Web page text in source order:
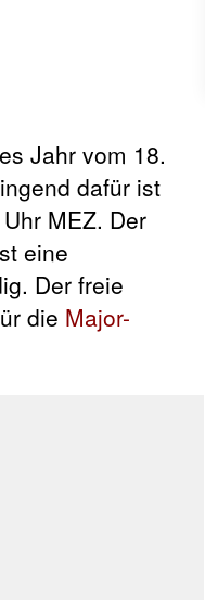
Jahr vom 18.
dafür ist
MEZ. Der
eine
Der freie
die Major-